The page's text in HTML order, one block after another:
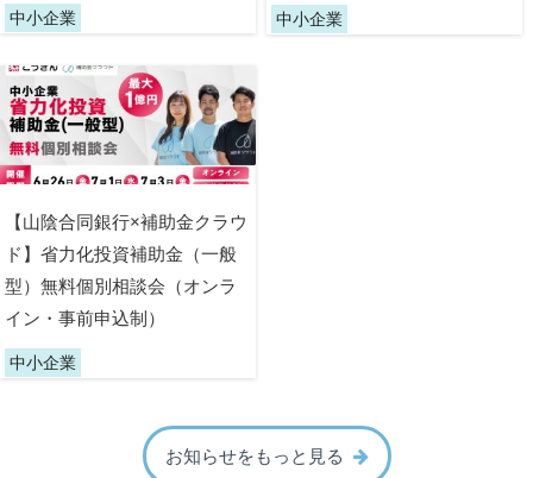
中小企業 中小企業
【山陰合同銀行×補助金クラウ
ド】省力化投資補助金（一般
型）無料個別相談会（オンラ
イン・事前申込制）
中小企業
お知らせをもっと見る